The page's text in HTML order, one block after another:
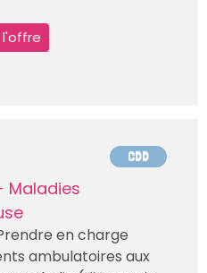
l'offre
CDD
Maladies
en charge
ambulatoires aux